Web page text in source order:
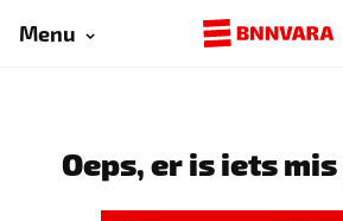
Menu
Oeps, er is iets